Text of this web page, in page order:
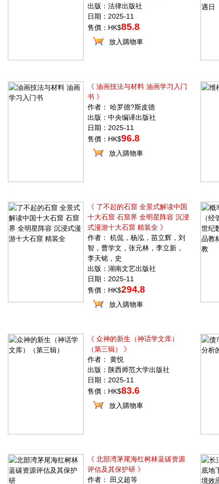
出版：法律出版社
日期：2025-11
售價：HK$85.8
放入購物車
《 油画技法与材料 油画学习入门
书 》
作者： 哈罗德?斯皮德
出版：中央编译出版社
日期：2025-11
售價：HK$96.8
放入購物車
《 了不起的石窟 全景式解读中国
十大石窟 石窟界 全明星阵容 沉浸
式漫游十大石窟 精装全 》
作者： 杭侃，杨泓，苗立辉，刘
智，曹学文，张元林，李立新，
李天铭，史
出版：湖南文艺出版社
日期：2025-11
售價：HK$294.8
放入購物車
《 众神的新生（神话学文库）
（第三辑） 》
作者： 黄悦
出版：陕西师范大学出版社
日期：2025-11
售價：HK$83.6
放入購物車
《 北部湾茅尾海红树林蓝碳资源
评估及其保护研 》
作者： 田义超等